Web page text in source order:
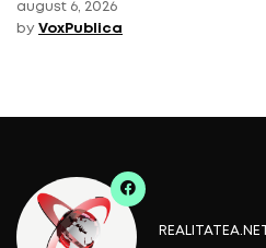
august 6, 2026
by VoxPublica
REALITATEA.NET